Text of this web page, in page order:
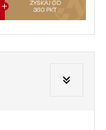
ZYSKAJ OD
360 PKT